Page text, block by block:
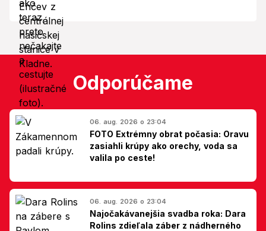
Odporúčame
06. aug. 2026 o 23:04
FOTO Extrémny obrat počasia: Oravu
zasiahli krúpy ako orechy, voda sa
valila po ceste!
06. aug. 2026 o 23:04
Najočakávanejšia svadba roka: Dara
Rolins zdieľala záber z nádherného